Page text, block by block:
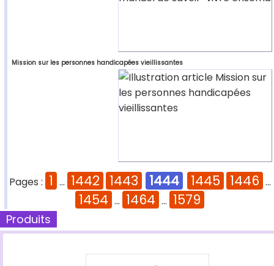
Mission sur les personnes handicapées vieillissantes
Pages : 1 ... 1442 1443 1444 1445 1446 ...
1454 ... 1464 ... 1579
Produits